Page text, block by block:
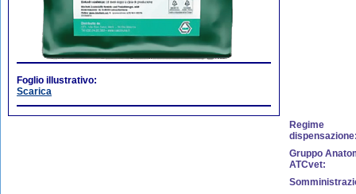
Foglio illustrativo:
Scarica
Regime
Gruppo
ATCvet: